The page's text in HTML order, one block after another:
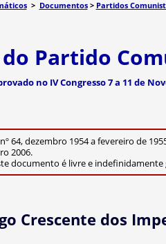
> Documentos> Partidos
Partido
no IV Congresso 7 a 11 de
64, dezembro 1954 a fevereiro de
2006.
documento é livre e
Crescente dos